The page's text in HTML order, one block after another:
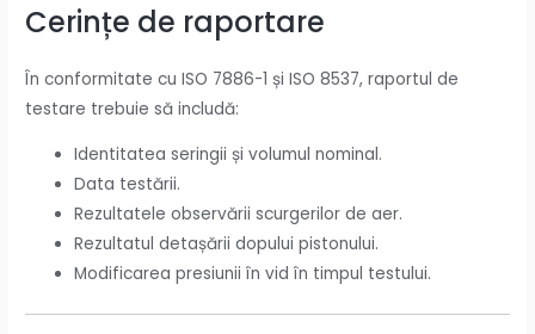
Cerințe de raportare
În conformitate cu ISO 7886-1 și ISO 8537, raportul de
testare trebuie să includă:
Identitatea seringii și volumul nominal.
Data testării.
Rezultatele observării scurgerilor de aer.
Rezultatul detașării dopului pistonului.
Modificarea presiunii în vid în timpul testului.